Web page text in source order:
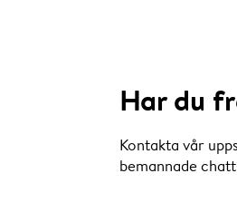
Har du
Kontakta vår
bemannade